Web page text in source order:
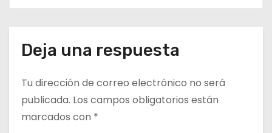
Deja una respuesta
Tu dirección de correo electrónico no será
publicada. Los campos obligatorios están
marcados con *